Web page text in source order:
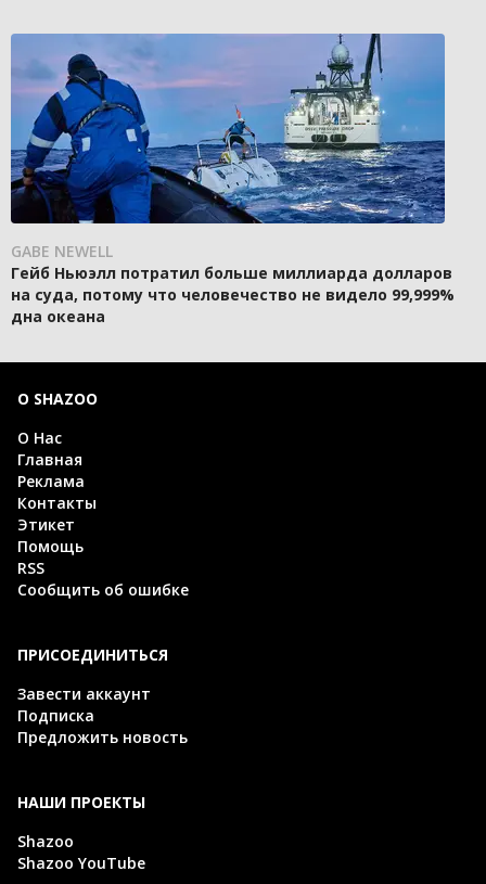
GABE NEWELL
Гейб Ньюэлл потратил больше миллиарда долларов
на суда, потому что человечество не видело 99,999%
дна океана
О SHAZOO
О Нас
Главная
Реклама
Контакты
Этикет
Помощь
RSS
Сообщить об ошибке
ПРИСОЕДИНИТЬСЯ
Завести аккаунт
Подписка
Предложить новость
НАШИ ПРОЕКТЫ
Shazoo
Shazoo YouTube